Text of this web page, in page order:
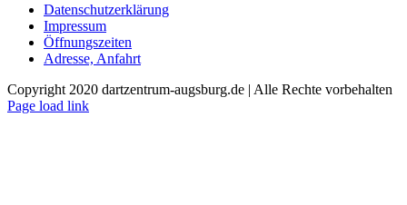
Datenschutzerklärung
Impressum
Öffnungszeiten
Adresse, Anfahrt
Copyright 2020 dartzentrum-augsburg.de | Alle Rechte vorbehalten
Facebook
Instagram
YouTube
Page load link